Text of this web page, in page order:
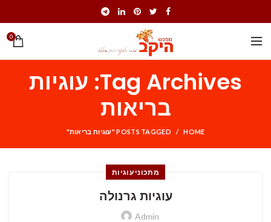
0
Tag Archives: עוגיות
בריאות
HOME POSTS TAGGED "עוגיות בריאות"
מתכוני עוגיות
עוגיות גרנולה
Admin